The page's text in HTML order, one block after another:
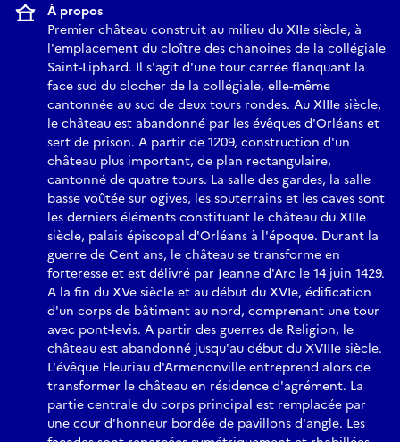
À propos
Premier château construit au milieu du XIIe siècle, à
l'emplacement du cloître des chanoines de la collégiale
Saint-Liphard. Il s'agit d'une tour carrée flanquant la
face sud du clocher de la collégiale, elle-même
cantonnée au sud de deux tours rondes. Au XIIIe siècle,
le château est abandonné par les évêques d'Orléans et
sert de prison. A partir de 1209, construction d'un
château plus important, de plan rectangulaire,
cantonné de quatre tours. La salle des gardes, la salle
basse voûtée sur ogives, les souterrains et les caves sont
les derniers éléments constituant le château du XIIIe
siècle, palais épiscopal d'Orléans à l'époque. Durant la
guerre de Cent ans, le château se transforme en
forteresse et est délivré par Jeanne d'Arc le 14 juin 1429.
A la fin du XVe siècle et au début du XVIe, édification
d'un corps de bâtiment au nord, comprenant une tour
avec pont-levis. A partir des guerres de Religion, le
château est abandonné jusqu'au début du XVIIIe siècle.
L'évêque Fleuriau d'Armenonville entreprend alors de
transformer le château en résidence d'agrément. La
partie centrale du corps principal est remplacée par
une cour d'honneur bordée de pavillons d'angle. Les